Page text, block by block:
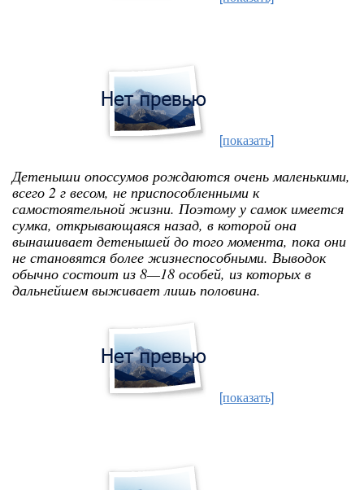
[показать]
Детеныши опоссумов рождаются очень маленькими,
всего 2 г весом, не приспособленными к
самостоятельной жизни. Поэтому у самок имеется
сумка, открывающаяся назад, в которой она
вынашивает детенышей до того момента, пока они
не становятся более жизнеспособными. Выводок
обычно состоит из 8—18 особей, из которых в
дальнейшем выживает лишь половина.
[показать]